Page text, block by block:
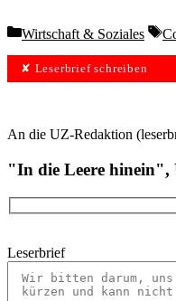
Categories
Wirtschaft & Soziales
✘ Leserbrief schreiben
An die UZ-Redaktion
"In die Leere hinein",
Leserbrief